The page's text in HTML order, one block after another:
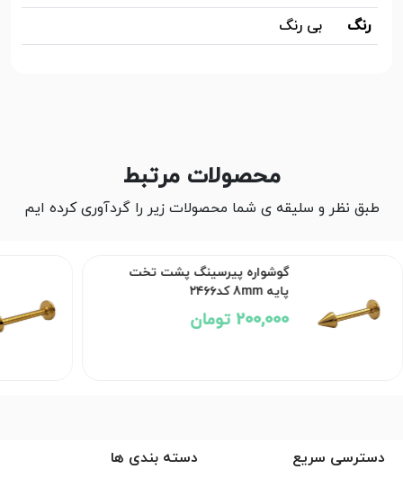
رنگ بی رنگ
محصولات مرتبط
طبق نظر و سلیقه ی شما محصولات زیر را گردآوری کرده ایم
پیرسینگ پشت تخت
200,000 تومان
دسترسی سریع دسته بندی ها